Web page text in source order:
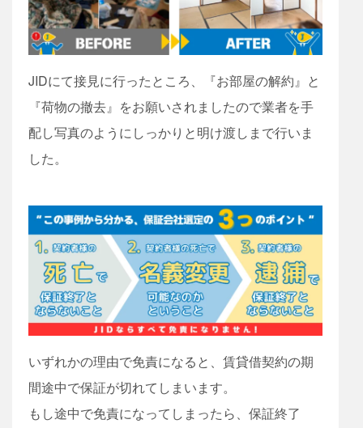
JIDにて接見に行ったところ、『お部屋の解約』と
『荷物の撤去』をお願いされましたので業者を手
配し写真のようにしっかりと明け渡しまで行いま
した。​
いずれかの理由で免責になると、賃貸借契約の期
間途中で保証が切れてしまいます。
もし途中で免責になってしまったら、保証終了